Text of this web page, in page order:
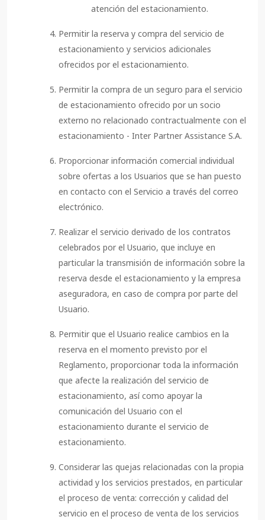
atención del estacionamiento.
Permitir la reserva y compra del servicio de
estacionamiento y servicios adicionales
ofrecidos por el estacionamiento.
Permitir la compra de un seguro para el servicio
de estacionamiento ofrecido por un socio
externo no relacionado contractualmente con el
estacionamiento - Inter Partner Assistance S.A.
Proporcionar información comercial individual
sobre ofertas a los Usuarios que se han puesto
en contacto con el Servicio a través del correo
electrónico.
Realizar el servicio derivado de los contratos
celebrados por el Usuario, que incluye en
particular la transmisión de información sobre la
reserva desde el estacionamiento y la empresa
aseguradora, en caso de compra por parte del
Usuario.
Permitir que el Usuario realice cambios en la
reserva en el momento previsto por el
Reglamento, proporcionar toda la información
que afecte la realización del servicio de
estacionamiento, así como apoyar la
comunicación del Usuario con el
estacionamiento durante el servicio de
estacionamiento.
Considerar las quejas relacionadas con la propia
actividad y los servicios prestados, en particular
el proceso de venta: corrección y calidad del
servicio en el proceso de venta de los servicios